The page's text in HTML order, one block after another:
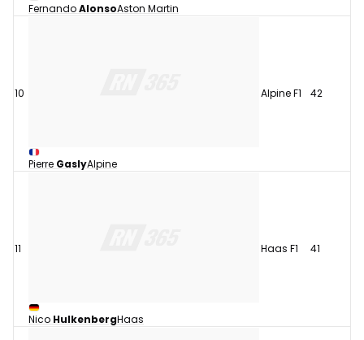
FernandoAlonsoAston Martin
10
Pierre GaslyAlpine
Alpine F1 42
11
Nico HulkenbergHaas
Haas F1 41